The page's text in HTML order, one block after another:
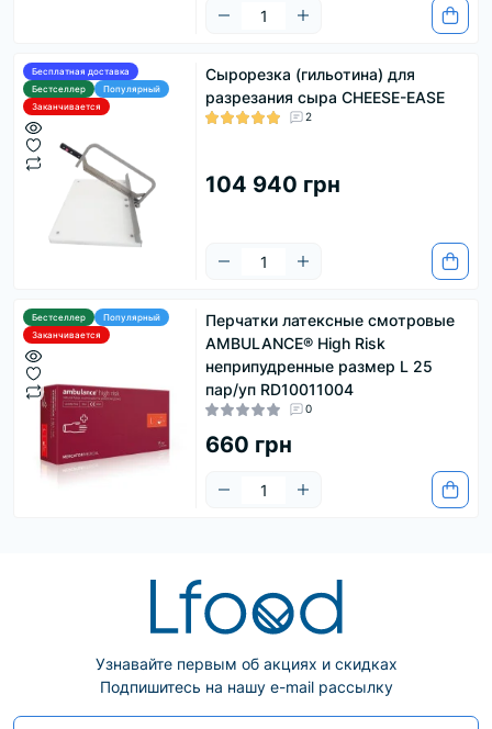
Бесплатная доставка
Бестселлер
Популярный
Заканчивается
Сырорезка (гильотина) для
разрезания сыра CHEESE-EASE
2
104 940 грн
Бестселлер
Популярный
Заканчивается
Перчатки латексные смотровые
AMBULANCE® High Risk
неприпудренные размер L 25
пар/уп RD10011004
0
660 грн
Узнавайте первым об акциях и скидках
Подпишитесь на нашу e-mail рассылку